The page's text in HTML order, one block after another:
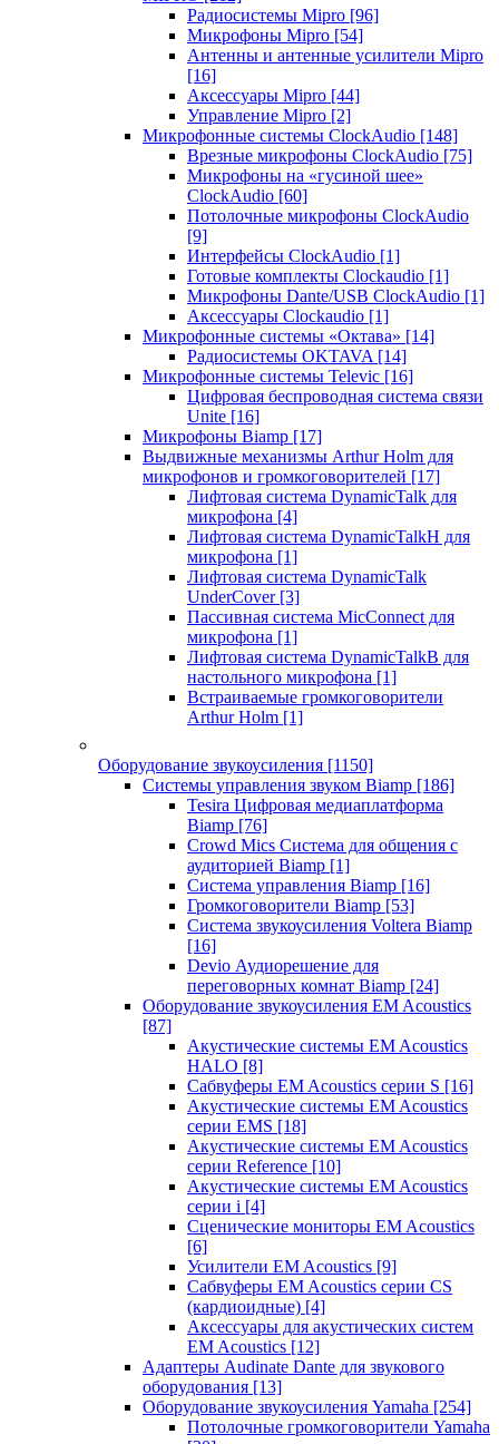
Радиосистемы Mipro [96]
Микрофоны Mipro [54]
Антенны и антенные усилители Mipro
[16]
Аксессуары Mipro [44]
Управление Mipro [2]
Микрофонные системы ClockAudio [148]
Врезные микрофоны ClockAudio [75]
Микрофоны на «гусиной шее»
ClockAudio [60]
Потолочные микрофоны ClockAudio
[9]
Интерфейсы ClockAudio [1]
Готовые комплекты Clockaudio [1]
Микрофоны Dante/USB ClockAudio [1]
Аксессуары Clockaudio [1]
Микрофонные системы «Октава» [14]
Радиосистемы OKTAVA [14]
Микрофонные системы Televic [16]
Цифровая беспроводная система связи
Unite [16]
Микрофоны Biamp [17]
Выдвижные механизмы Arthur Holm для
микрофонов и громкоговорителей [17]
Лифтовая система DynamicTalk для
микрофона [4]
Лифтовая система DynamicTalkH для
микрофона [1]
Лифтовая система DynamicTalk
UnderCover [3]
Пассивная система MicConnect для
микрофона [1]
Лифтовая система DynamicTalkB для
настольного микрофона [1]
Встраиваемые громкоговорители
Arthur Holm [1]
Оборудование звукоусиления [1150]
Системы управления звуком Biamp [186]
Tesira Цифровая медиаплатформа
Biamp [76]
Crowd Mics Система для общения с
аудиторией Biamp [1]
Система управления Biamp [16]
Громкоговорители Biamp [53]
Система звукоусиления Voltera Biamp
[16]
Devio Аудиорешение для
переговорных комнат Biamp [24]
Оборудование звукоусиления EM Acoustics
[87]
Акустические системы EM Acoustics
HALO [8]
Сабвуферы EM Acoustics серии S [16]
Акустические системы EM Acoustics
серии EMS [18]
Акустические системы EM Acoustics
серии Reference [10]
Акустические системы EM Acoustics
серии i [4]
Сценические мониторы EM Acoustics
[6]
Усилители EM Acoustics [9]
Сабвуферы EM Acoustics серии CS
(кардиоидные) [4]
Аксессуары для акустических систем
EM Acoustics [12]
Адаптеры Audinate Dante для звукового
оборудования [13]
Оборудование звукоусиления Yamaha [254]
Потолочные громкоговорители Yamaha